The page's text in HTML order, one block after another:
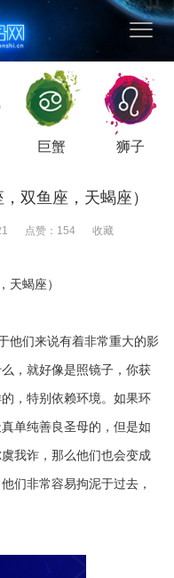
巨蟹 狮子
双鱼座，天蝎座）
点赞： 154 收藏
天蝎座）
他们来说有着非常重大的影
，就好像是照镜子，你获
，特别依赖环境。如果环
单纯善良圣母的，但是如
我诈，那么他们也会变成
们非常容易拘泥于过去，